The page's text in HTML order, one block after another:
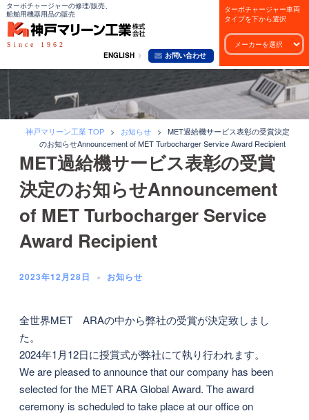
コ
ン
テ
ス
ターボチャージャーの修理/販売、
船舶用機器用品の販売
Since 1962
ENGLISH お問い合わせ
ターボチャージャー車両
タイプを下から選択
神戸マリーン工業 TOP > お知らせ >
MET過給機サービス表彰の受賞決定
のお知らせAnnouncement of MET Turbocharger Service Award Recipient
MET過給機サービス表彰の受賞
決定のお知らせAnnouncement
of MET Turbocharger Service
Award Recipient
2023年12月28日 お知らせ
全世界MET ARAの中から弊社の受賞が決定致しまし
た。
2024年1月12日に授賞式が弊社にて執り行われます。
We are pleased to announce that our company has been
selected for the MET ARA Global Award. The award
ceremony is scheduled to take place at our office on